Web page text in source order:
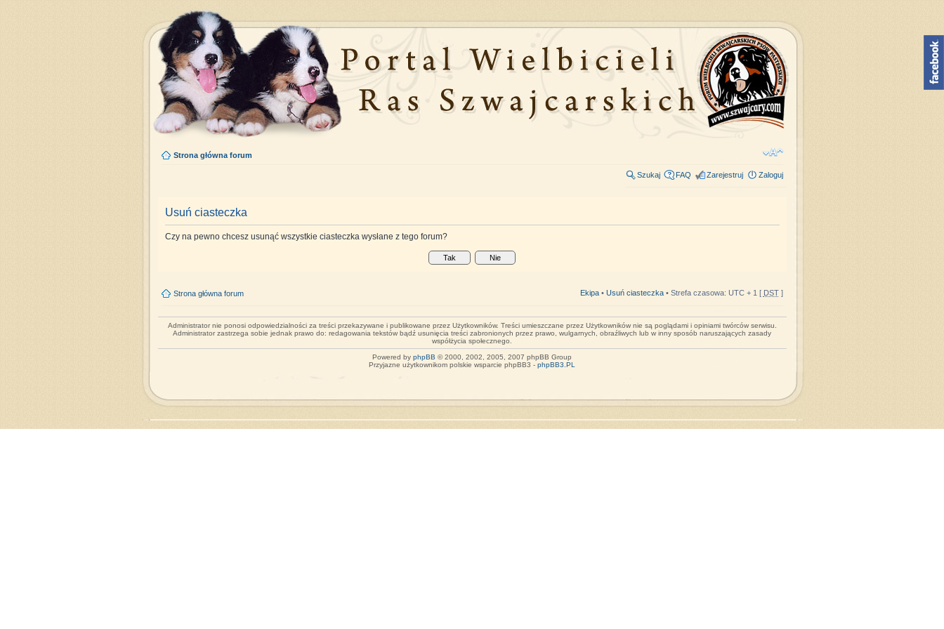
Strona główna forum
Szukaj FAQ Zarejestruj Zaloguj
Usuń ciasteczka
Czy na pewno chcesz usunąć wszystkie ciasteczka wysłane z tego forum?
Strona główna forum Ekipa• Usuń ciasteczka• Strefa czasowa: UTC + 1 [ DST]
Administrator nie ponosi odpowiedzialności za treści przekazywane i publikowane przez Użytkowników. Treści umieszczane przez Użytkowników nie są poglądami i opiniami twórców serwisu.
Administrator zastrzega sobie jednak prawo do: redagowania tekstów bądź usunięcia treści zabronionych przez prawo, wulgarnych, obraźliwych lub w inny sposób naruszających zasady
współżycia społecznego.
Powered by phpBB © 2000, 2002, 2005, 2007 phpBB Group
Przyjazne użytkownikom polskie wsparcie phpBB3 - phpBB3.PL